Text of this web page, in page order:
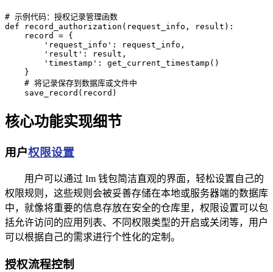
# 示例代码：授权记录管理函数
def record_authorization(request_info, result):
    record = {
        'request_info': request_info,
        'result': result,
        'timestamp': get_current_timestamp()
    }
    # 将记录保存到数据库或文件中
    save_record(record)
核心功能实现细节
用户权限设置
用户可以通过 Im 钱包简洁直观的界面，轻松设置自己的
权限规则，这些规则会被妥善存储在本地或服务器端的数据库
中，就像将重要的信息存放在安全的仓库里，权限设置可以包
括允许访问的应用列表、不同权限类型的开启或关闭等，用户
可以根据自己的需求进行个性化的定制。
授权流程控制